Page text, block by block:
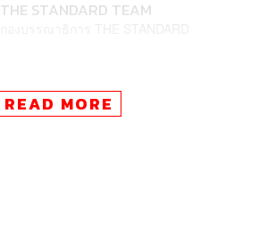
THE STANDARD TEAM
READ MORE